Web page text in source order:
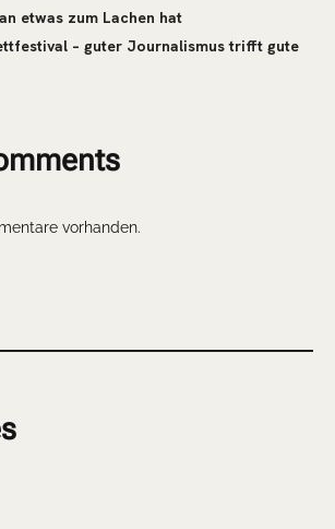
etwas zum Lachen hat
– guter Journalismus trifft gute
vorhanden.